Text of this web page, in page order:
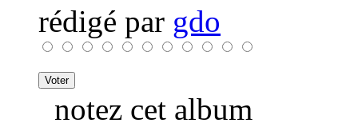
rédigé par gdo
notez cet album